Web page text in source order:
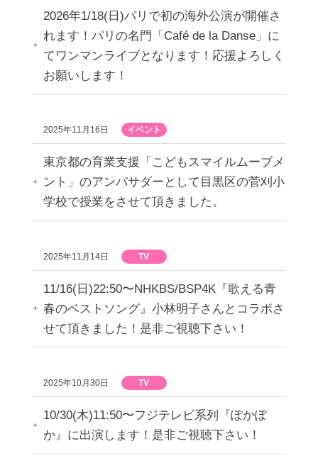
2026年1/18(日)パリで初の海外公演が開催さ
れます！パリの名門「Café de la Danse」に
てワンマンライブとなります！応援よろしく
お願いします！
2025年11月16日 イベント
東京都の育業支援「こどもスマイルムーブメ
ント」のアンバサダーとして目黒区の菅刈小
学校で授業をさせて頂きました。
2025年11月14日 TV
11/16(日)22:50〜NHKBS/BSP4K『歌える青
春のベストソング』小林明子さんとコラボさ
せて頂きました！是非ご視聴下さい！
2025年10月30日 TV
10/30(木)11:50〜フジテレビ系列『ぽかぽ
か』に出演します！是非ご視聴下さい！